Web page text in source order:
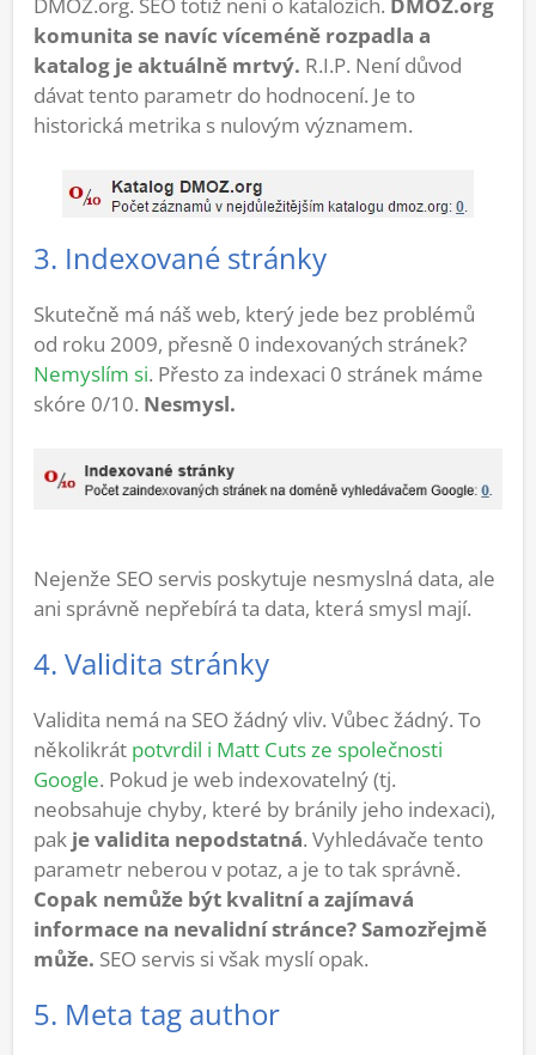
komunita se navíc víceméně rozpadla a
katalog je aktuálně mrtvý. R.I.P. Není důvod
dávat tento parametr do hodnocení. Je to
historická metrika s nulovým významem.
3. Indexované stránky
Skutečně má náš web, který jede bez problémů
od roku 2009, přesně 0 indexovaných stránek?
Nemyslím si. Přesto za indexaci 0 stránek máme
skóre 0/10. Nesmysl.
Nejenže SEO servis poskytuje nesmyslná data, ale
ani správně nepřebírá ta data, která smysl mají.
4. Validita stránky
Validita nemá na SEO žádný vliv. Vůbec žádný. To
několikrát potvrdil i Matt Cuts ze společnosti
Google. Pokud je web indexovatelný (tj.
neobsahuje chyby, které by bránily jeho indexaci),
pak je validita nepodstatná. Vyhledávače tento
parametr neberou v potaz, a je to tak správně.
Copak nemůže být kvalitní a zajímavá
informace na nevalidní stránce? Samozřejmě
může. SEO servis si však myslí opak.
5. Meta tag author